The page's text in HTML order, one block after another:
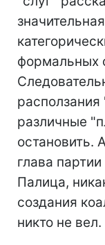
формальных
различные
остановить.
глава
Палица,
создания
никто не вел.